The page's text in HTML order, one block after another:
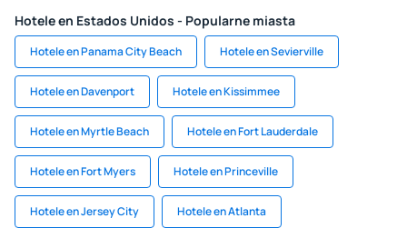
Hotele en Estados Unidos - Popularne miasta
Hotele en Panama City Beach Hotele en Sevierville
Hotele en Davenport Hotele en Kissimmee
Hotele en Myrtle Beach Hotele en Fort Lauderdale
Hotele en Fort Myers Hotele en Princeville
Hotele en Jersey City Hotele en Atlanta